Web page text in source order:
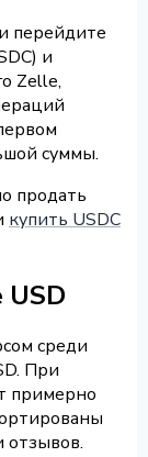
перейдите
и
Zelle,
суммы.
продать
купить USDC
USD
среди
При
примерно
отзывов.